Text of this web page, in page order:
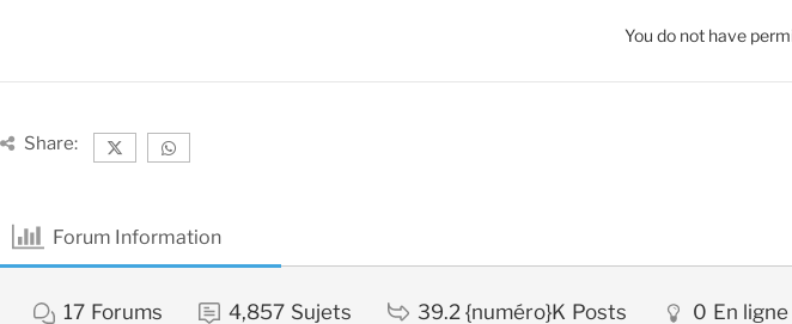
You do not have
Share:
Forum Information
17 Forums 4,857 Sujets 39.2 {numéro}K Posts 0 En ligne